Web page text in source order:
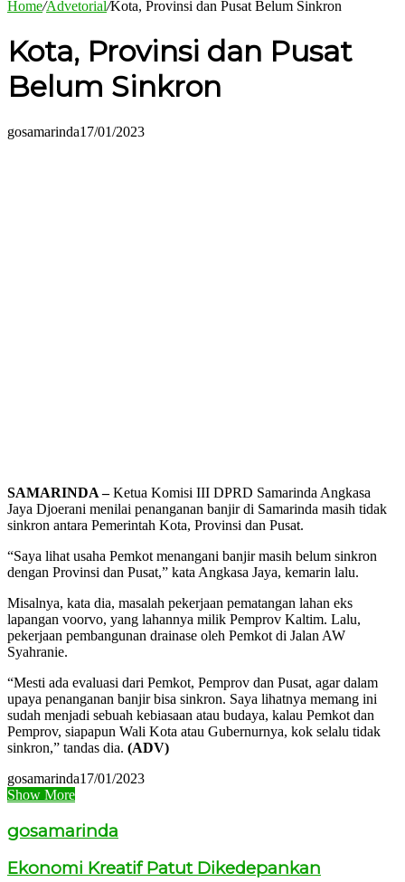
Home/Advetorial/Kota, Provinsi dan Pusat Belum Sinkron
Kota, Provinsi dan Pusat
Belum Sinkron
gosamarinda17/01/2023
SAMARINDA –Ketua Komisi III DPRD Samarinda Angkasa
Jaya Djoerani menilai penanganan banjir di Samarinda masih tidak
sinkron antara Pemerintah Kota, Provinsi dan Pusat.
“Saya lihat usaha Pemkot menangani banjir masih belum sinkron
dengan Provinsi dan Pusat,” kata Angkasa Jaya, kemarin lalu.
Misalnya, kata dia, masalah pekerjaan pematangan lahan eks
lapangan voorvo, yang lahannya milik Pemprov Kaltim. Lalu,
pekerjaan pembangunan drainase oleh Pemkot di Jalan AW
Syahranie.
“Mesti ada evaluasi dari Pemkot, Pemprov dan Pusat, agar dalam
upaya penanganan banjir bisa sinkron. Saya lihatnya memang ini
sudah menjadi sebuah kebiasaan atau budaya, kalau Pemkot dan
Pemprov, siapapun Wali Kota atau Gubernurnya, kok selalu tidak
sinkron,” tandas dia. (ADV)
gosamarinda17/01/2023
Show More
gosamarinda
Ekonomi Kreatif Patut Dikedepankan